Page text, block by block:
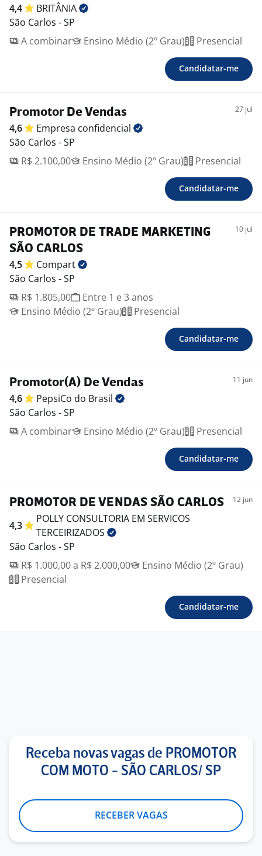
4,4
BRITÂNIA
São Carlos - SP
A combinar
Ensino Médio (2º Grau) Presencial
Candidatar-me
Promotor De Vendas 27 jul
4,6 Empresa confidencial
São Carlos - SP
R$ 2.100,00
Ensino Médio (2º Grau) Presencial
Candidatar-me
PROMOTOR DE TRADE MARKETING
SÃO CARLOS
10 jul
4,5
Compart
São Carlos - SP
R$ 1.805,00
Entre 1 e 3 anos
Ensino Médio (2º Grau)
Presencial
Candidatar-me
Promotor(A) De Vendas 11 jun
4,6 PepsiCo do Brasil
São Carlos - SP
A combinar
Ensino Médio (2º Grau) Presencial
Candidatar-me
PROMOTOR DE VENDAS SÃO CARLOS 12 jun
4,3
POLLY CONSULTORIA EM SERVICOS
TERCEIRIZADOS
São Carlos - SP
R$ 1.000,00 a R$ 2.000,00
Ensino Médio (2º Grau)
Presencial
Candidatar-me
Receba novas vagas de PROMOTOR
COM MOTO - SÃO CARLOS/ SP
RECEBER VAGAS